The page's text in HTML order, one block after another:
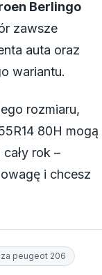
Berlingo
zawsze
auta oraz
wariantu.
rozmiaru,
80H mogą
rok –
i chcesz
peugeot 206